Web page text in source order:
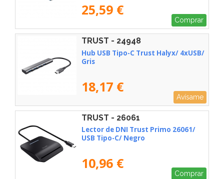
25,59 €
Comprar
TRUST - 24948
Hub USB Tipo-C Trust Halyx/ 4xUSB/
Gris
18,17 €
Avísame
TRUST - 26061
Lector de DNI Trust Primo 26061/
USB Tipo-C/ Negro
10,96 €
Comprar